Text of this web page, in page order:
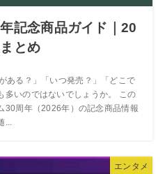
記念商品ガイド｜20
とめ
ある？」「いつ発売？」「どこで
多いのではないでしょうか。 この
30周年（2026年）の記念商品情報
...
エンタメ